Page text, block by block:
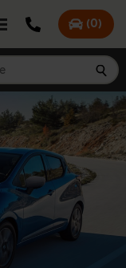
Bel LeaseLinq
Mijn
(0)